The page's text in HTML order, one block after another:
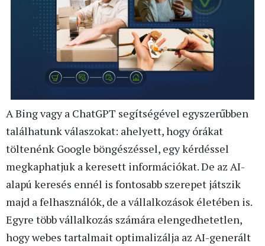
A Bing vagy a ChatGPT segítségével egyszerűbben
találhatunk válaszokat: ahelyett, hogy órákat
töltenénk Google böngészéssel, egy kérdéssel
megkaphatjuk a keresett információkat. De az AI-
alapú keresés ennél is fontosabb szerepet játszik
majd a felhasználók, de a vállalkozások életében is.
Egyre több vállalkozás számára elengedhetetlen,
hogy webes tartalmait optimalizálja az AI-generált